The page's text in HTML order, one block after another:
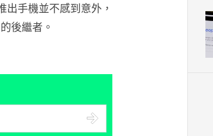
出手機並不感到意外，
後繼者。